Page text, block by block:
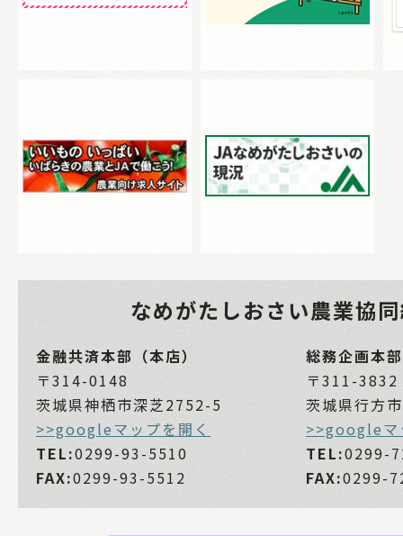
なめがたしおさい農業協
金融共済本部（本店）
〒314-0148
茨城県神栖市深芝2752-5
>>googleマップを開く
TEL:0299-93-5510
FAX:0299-93-5512
総務企画本
〒311-3832
茨城県行方
>>googleマ
TEL:0299-
FAX:0299-